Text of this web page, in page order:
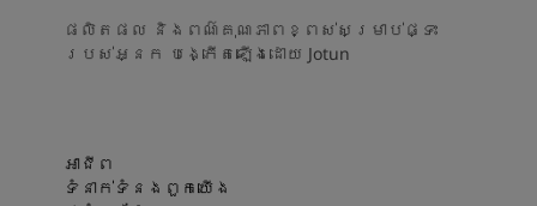
ផលិតផល និងពណ៌គុណភាពខ្ពស់សម្រាប់ផ្ទះ
របស់អ្នក បង្កើតឡើងដោយ Jotun
អាជីព
ទំនាក់ទំនងពួកយើង